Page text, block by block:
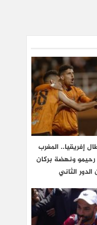
إفريقيا.. المغرب
ونهضة بركان
الدور الثاني